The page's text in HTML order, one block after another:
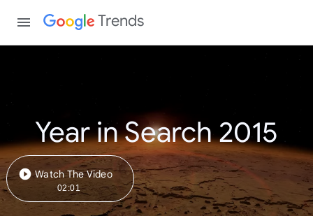
Trends
Year in Search 2015
Watch The Video
02:01